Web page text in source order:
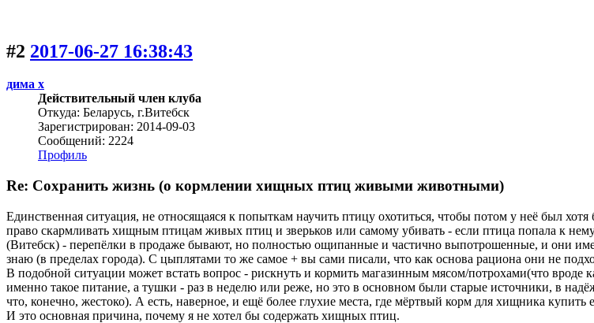
#2 2017-06-27 16:38:43
дима х
Действительный член клуба
Откуда: Беларусь, г.Витебск
Зарегистрирован: 2014-09-03
Сообщений: 2224
Профиль
Re: Сохранить жизнь (о кормлении хищных птиц живыми животными)
Единственная ситуация, не относящаяся к попыткам научить птицу охотиться, чтобы потом у неё был
право скармливать хищным птицам живых птиц и зверьков или самому убивать - если птица попала к
(Витебск) - перепёлки в продаже бывают, но полностью ощипанные и частично выпотрошенные, и они
знаю (в пределах города). С цыплятами то же самое + вы сами писали, что как основа рациона они не
В подобной ситуации может встать вопрос - рискнуть и кормить магазинным мясом/потрохами(что
именно такое питание, а тушки - раз в неделю или реже, но это в основном были старые источники, в
что, конечно, жестоко). А есть, наверное, и ещё более глухие места, где мёртвый корм для хищника купить
И это основная причина, почему я не хотел бы содержать хищных птиц.